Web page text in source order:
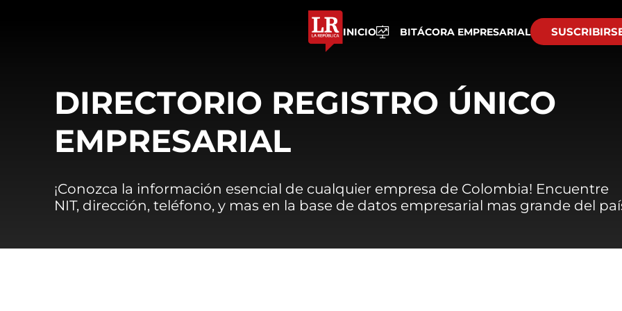
INICIO BITÁCORA EMPRESARIAL
DIRECTORIO REGISTRO ÚNICO
EMPRESARIAL
¡Conozca la información esencial de cualquier empresa de Colombia! Encuentre
NIT, dirección, teléfono, y mas en la base de datos empresarial mas grande del